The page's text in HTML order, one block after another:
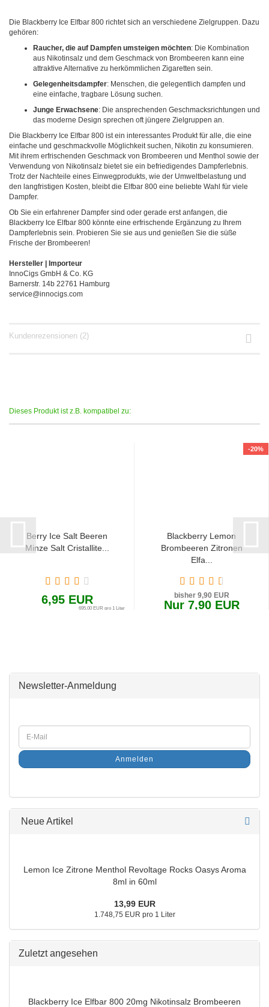
Die Blackberry Ice Elfbar 800 richtet sich an verschiedene Zielgruppen. Dazu
gehören:
Raucher, die auf Dampfen umsteigen möchten: Die Kombination
aus Nikotinsalz und dem Geschmack von Brombeeren kann eine
attraktive Alternative zu herkömmlichen Zigaretten sein.
Gelegenheitsdampfer: Menschen, die gelegentlich dampfen und
eine einfache, tragbare Lösung suchen.
Junge Erwachsene: Die ansprechenden Geschmacksrichtungen und
das moderne Design sprechen oft jüngere Zielgruppen an.
Die Blackberry Ice Elfbar 800 ist ein interessantes Produkt für alle, die eine
einfache und geschmackvolle Möglichkeit suchen, Nikotin zu konsumieren.
Mit ihrem erfrischenden Geschmack von Brombeeren und Menthol sowie der
Verwendung von Nikotinsalz bietet sie ein befriedigendes Dampferlebnis.
Trotz der Nachteile eines Einwegprodukts, wie der Umweltbelastung und
den langfristigen Kosten, bleibt die Elfbar 800 eine beliebte Wahl für viele
Dampfer.
Ob Sie ein erfahrener Dampfer sind oder gerade erst anfangen, die
Blackberry Ice Elfbar 800 könnte eine erfrischende Ergänzung zu Ihrem
Dampferlebnis sein. Probieren Sie sie aus und genießen Sie die süße
Frische der Brombeeren!
Hersteller | Importeur
InnoCigs GmbH & Co. KG
Barnerstr. 14b 22761 Hamburg
service@innocigs.com
Kundenrezensionen (2)
Dieses Produkt ist z.B. kompatibel zu:
Berry Ice Salt Beeren
Minze Salt Cristallite...
6,95 EUR
695,00 EUR pro 1 Liter
-20%
Blackberry Lemon
Brombeeren Zitronen
Elfa...
bisher 9,90 EUR
Nur 7,90 EUR
Newsletter-Anmeldung
Anmelden
Neue Artikel
Lemon Ice Zitrone Menthol Revoltage Rocks Oasys Aroma
8ml in 60ml
13,99 EUR
1.748,75 EUR pro 1 Liter
Zuletzt angesehen
Blackberry Ice Elfbar 800 20mg Nikotinsalz Brombeeren